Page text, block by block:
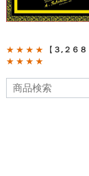
★ ★ ★ ★ 【 ３,２６８
★ ★ ★ ★